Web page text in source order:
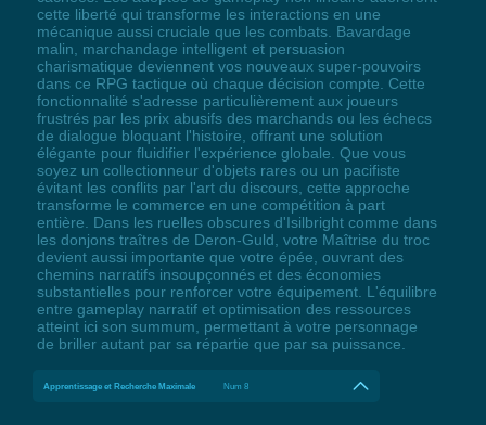
cette liberté qui transforme les interactions en une
mécanique aussi cruciale que les combats. Bavardage
malin, marchandage intelligent et persuasion
charismatique deviennent vos nouveaux super-pouvoirs
dans ce RPG tactique où chaque décision compte. Cette
fonctionnalité s'adresse particulièrement aux joueurs
frustrés par les prix abusifs des marchands ou les échecs
de dialogue bloquant l'histoire, offrant une solution
élégante pour fluidifier l'expérience globale. Que vous
soyez un collectionneur d'objets rares ou un pacifiste
évitant les conflits par l'art du discours, cette approche
transforme le commerce en une compétition à part
entière. Dans les ruelles obscures d'Isilbright comme dans
les donjons traîtres de Deron-Guld, votre Maîtrise du troc
devient aussi importante que votre épée, ouvrant des
chemins narratifs insoupçonnés et des économies
substantielles pour renforcer votre équipement. L'équilibre
entre gameplay narratif et optimisation des ressources
atteint ici son summum, permettant à votre personnage
de briller autant par sa répartie que par sa puissance.
Apprentissage et Recherche Maximale Num 8